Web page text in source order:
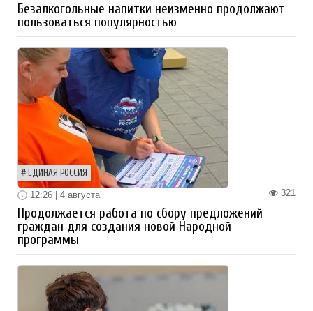
Безалкогольные напитки неизменно продолжают
пользоваться популярностью
ЕДИНАЯ РОССИЯ
321
12:26 | 4 августа
Продолжается работа по сбору предложений
граждан для создания новой Народной
программы